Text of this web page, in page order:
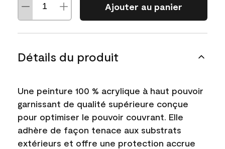
Ajouter au panier
Détails du produit
Une peinture 100 % acrylique à haut pouvoir
garnissant de qualité supérieure conçue
pour optimiser le pouvoir couvrant. Elle
adhère de façon tenace aux substrats
extérieurs et offre une protection accrue